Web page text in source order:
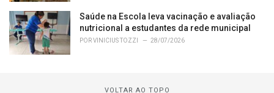
Saúde na Escola leva vacinação e avaliação
nutricional a estudantes da rede municipal
PORVINICIUS TOZZI 28/07/2026
VOLTAR AO TOPO